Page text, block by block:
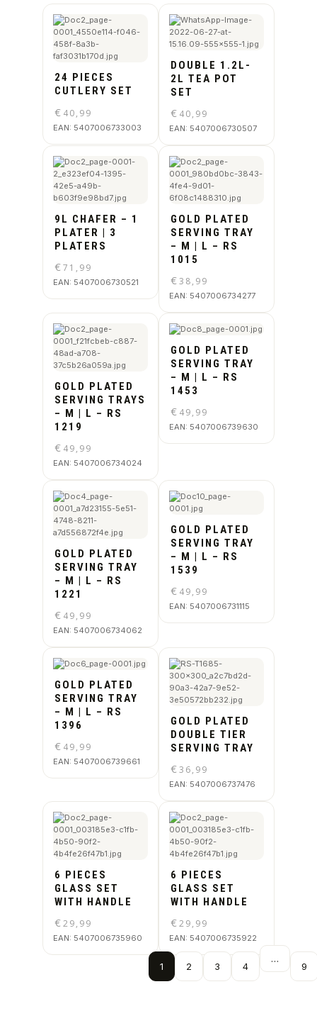
24 PIECES
CUTLERY SET
€ 40,99
EAN: 5407006733003
DOUBLE 1.2L-
2L TEA POT
SET
€ 40,99
EAN: 5407006730507
9L CHAFER – 1
PLATER | 3
PLATERS
€71,99
EAN: 5407006730521
GOLD PLATED
SERVING TRAY
– M | L – RS
1015
€38,99
EAN: 5407006734277
GOLD PLATED
SERVING TRAYS
– M | L – RS
1219
€ 49,99
EAN: 5407006734024
GOLD PLATED
SERVING TRAY
– M | L – RS
1453
€ 49,99
EAN: 5407006739630
GOLD PLATED
SERVING TRAY
– M | L – RS
1221
€ 49,99
EAN: 5407006734062
GOLD PLATED
SERVING TRAY
– M | L – RS
1539
€ 49,99
EAN: 5407006731115
GOLD PLATED
SERVING TRAY
– M | L – RS
1396
€ 49,99
EAN: 5407006739661
GOLD PLATED
DOUBLE TIER
SERVING TRAY
€36,99
EAN: 5407006737476
6 PIECES
GLASS SET
WITH HANDLE
€29,99
EAN: 5407006735960
6 PIECES
GLASS SET
WITH HANDLE
€29,99
EAN: 5407006735922
1 2 3 4
…
9